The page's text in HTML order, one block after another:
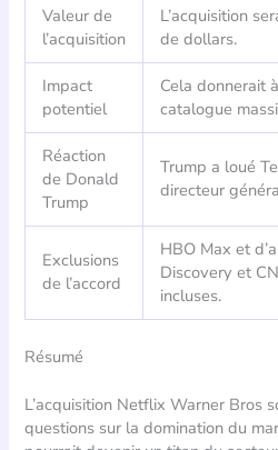
Valeur de
l’acquisition
L’acquisition
de dollars.
Impact
potentiel
Cela donnerait
catalogue
Réaction
de Donald
Trump
Trump a loué
directeur
Exclusions
de l’accord
HBO Max et
Discovery et
incluses.
Résumé
L’acquisition Netflix Warner Bros
questions sur la domination du